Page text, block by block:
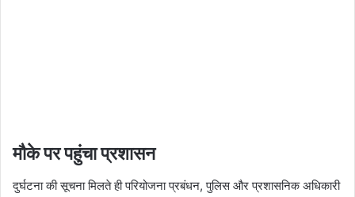
मौके पर पहुंचा प्रशासन
दुर्घटना की सूचना मिलते ही परियोजना प्रबंधन, पुलिस और प्रशासनिक अधिकारी